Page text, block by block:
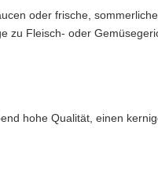
oder frische,
zu Fleisch- oder
hohe Qualität, einen